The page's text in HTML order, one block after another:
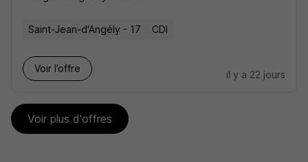
Saint-Jean-d'Angély - 17 CDI
Voir l’offre
il y a 22 jours
Voir plus d'offres